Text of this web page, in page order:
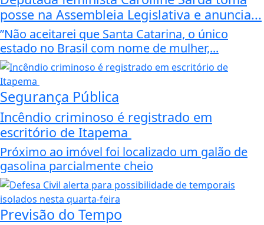
posse na Assembleia Legislativa e anuncia...
”Não aceitarei que Santa Catarina, o único
estado no Brasil com nome de mulher,...
Segurança Pública
Incêndio criminoso é registrado em
escritório de Itapema
Próximo ao imóvel foi localizado um galão de
gasolina parcialmente cheio
Previsão do Tempo